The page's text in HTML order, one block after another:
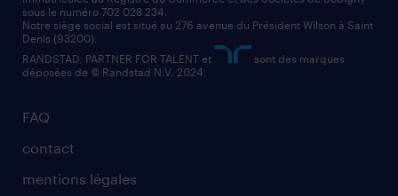
comptable
FAQ
contact
mentions légales
sous le numéro 702 028 234.
Notre siège social est situé au 276 avenue du Président Wilson à Saint
Denis (93200).
RANDSTAD, PARTNER FOR TALENT et
sont des marques
déposées de © Randstad N.V. 2024.